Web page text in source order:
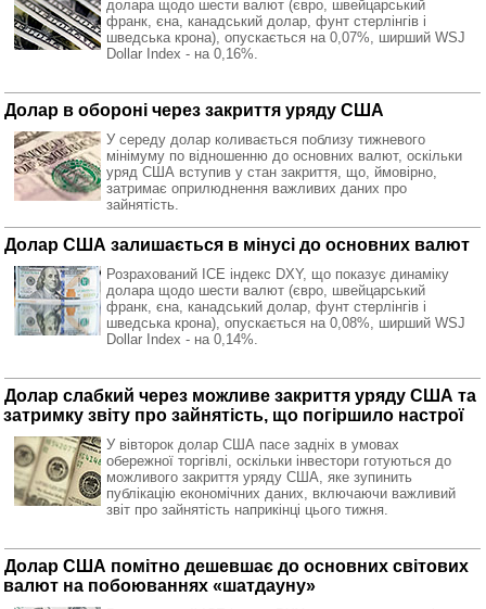
долара щодо шести валют (євро, швейцарський
франк, єна, канадський долар, фунт стерлінгів і
шведська крона), опускається на 0,07%, ширший WSJ
Dollar Index - на 0,16%.
Долар в обороні через закриття уряду США
У середу долар коливається поблизу тижневого
мінімуму по відношенню до основних валют, оскільки
уряд США вступив у стан закриття, що, ймовірно,
затримає оприлюднення важливих даних про
зайнятість.
Долар США залишається в мінусі до основних валют
Розрахований ICE індекс DXY, що показує динаміку
долара щодо шести валют (євро, швейцарський
франк, єна, канадський долар, фунт стерлінгів і
шведська крона), опускається на 0,08%, ширший WSJ
Dollar Index - на 0,14%.
Долар слабкий через можливе закриття уряду США та
затримку звіту про зайнятість, що погіршило настрої
У вівторок долар США пасе задніх в умовах
обережної торгівлі, оскільки інвестори готуються до
можливого закриття уряду США, яке зупинить
публікацію економічних даних, включаючи важливий
звіт про зайнятість наприкінці цього тижня.
Долар США помітно дешевшає до основних світових
валют на побоюваннях «шатдауну»